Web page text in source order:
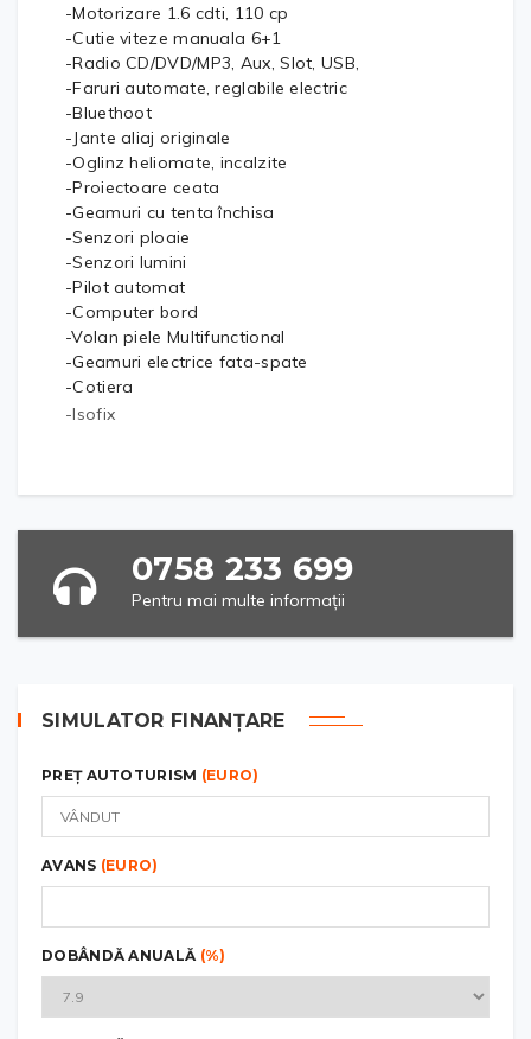
-Motorizare 1.6 cdti, 110 cp
-Cutie viteze manuala 6+1
-Radio CD/DVD/MP3, Aux, Slot, USB,
-Faruri automate, reglabile electric
-Bluethoot
-Jante aliaj originale
-Oglinz heliomate, incalzite
-Proiectoare ceata
-Geamuri cu tenta închisa
-Senzori ploaie
-Senzori lumini
-Pilot automat
-Computer bord
-Volan piele Multifunctional
-Geamuri electrice fata-spate
-Cotiera
-Isofix
0758 233 699
Pentru mai multe informații
SIMULATOR FINANȚARE
PREȚ AUTOTURISM (EURO)
AVANS (EURO)
DOBÂNDĂ ANUALĂ (%)